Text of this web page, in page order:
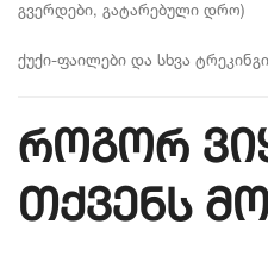
გვერდები, გატარებული დრო)
ქუქი-ფაილები და სხვა
როგორ
თქვენს